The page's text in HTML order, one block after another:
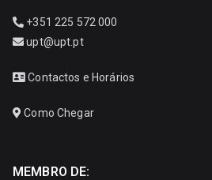
+351 225 572 000
upt@upt.pt
Contactos e Horários
Como Chegar
MEMBRO DE: